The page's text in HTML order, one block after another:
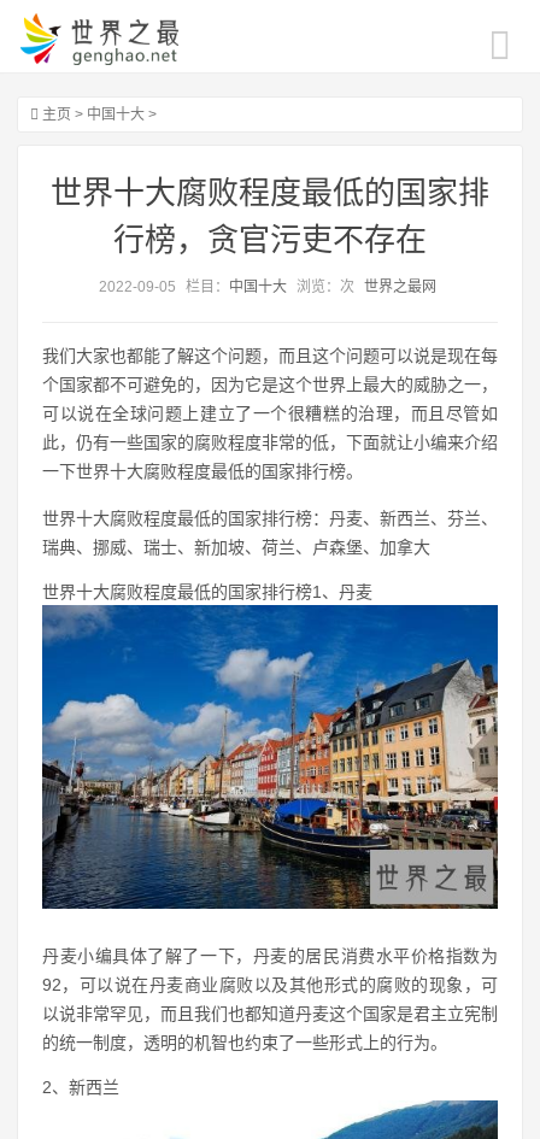
主页 > 中国十大 >
世界十大腐败程度最低的国家排
行榜，贪官污吏不存在
2022-09-05 栏目： 中国十大 浏览： 次 世界之最网
我们大家也都能了解这个问题，而且这个问题可以说是现在每
个国家都不可避免的，因为它是这个世界上最大的威胁之一，
可以说在全球问题上建立了一个很糟糕的治理，而且尽管如
此，仍有一些国家的腐败程度非常的低，下面就让小编来介绍
一下世界十大腐败程度最低的国家排行榜。
世界十大腐败程度最低的国家排行榜：丹麦、新西兰、芬兰、
瑞典、挪威、瑞士、新加坡、荷兰、卢森堡、加拿大
世界十大腐败程度最低的国家排行榜1、丹麦
丹麦小编具体了解了一下，丹麦的居民消费水平价格指数为
92，可以说在丹麦商业腐败以及其他形式的腐败的现象，可
以说非常罕见，而且我们也都知道丹麦这个国家是君主立宪制
的统一制度，透明的机智也约束了一些形式上的行为。
2、新西兰